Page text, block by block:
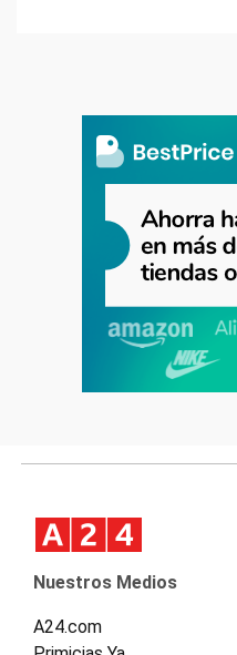
Nuestros Medios
A24.com